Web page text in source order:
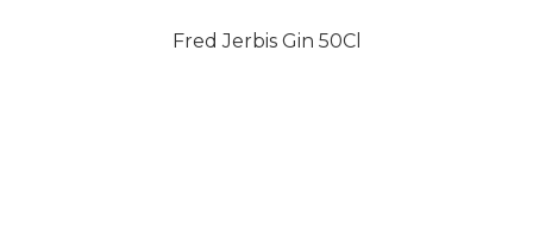
Fred Jerbis Gin 50Cl